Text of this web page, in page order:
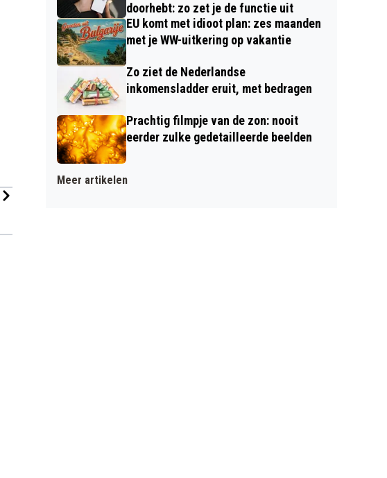
doorhebt: zo zet je de functie uit
EU komt met idioot plan: zes maanden
met je WW-uitkering op vakantie
Zo ziet de Nederlandse
inkomensladder eruit, met bedragen
Prachtig filmpje van de zon: nooit
eerder zulke gedetailleerde beelden
Meer artikelen